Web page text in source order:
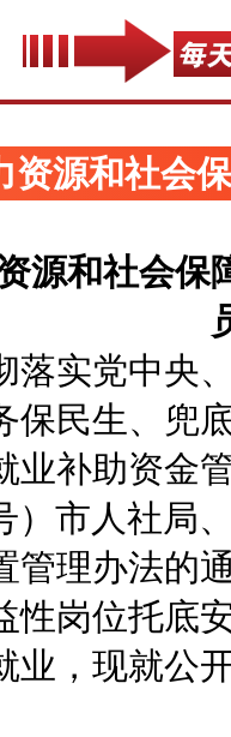
资源和社会
源和社会保
实党中央、
保民生、兜
业补助资金
）市人社局
管理办法的
性岗位托底
业，现就公